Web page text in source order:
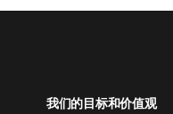
我们的目标和价值观